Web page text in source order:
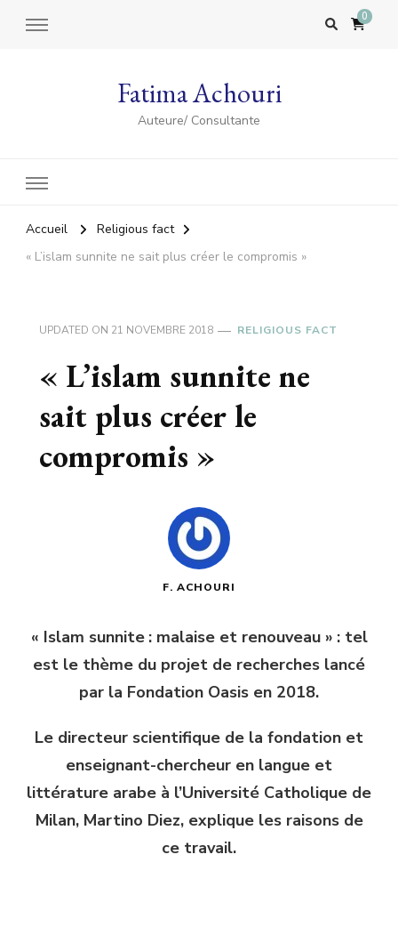
0
Fatima Achouri
Auteure/ Consultante
Accueil
Religious fact
« L’islam sunnite ne sait plus créer le compromis »
UPDATED ON 21 NOVEMBRE 2018 RELIGIOUS FACT
« L’islam sunnite ne
sait plus créer le
compromis »
F. ACHOURI
« Islam sunnite : malaise et renouveau » : tel
est le thème du projet de recherches lancé
par la Fondation Oasis en 2018.
Le directeur scientifique de la fondation et
enseignant-chercheur en langue et
littérature arabe à l’Université Catholique de
Milan, Martino Diez, explique les raisons de
ce travail.